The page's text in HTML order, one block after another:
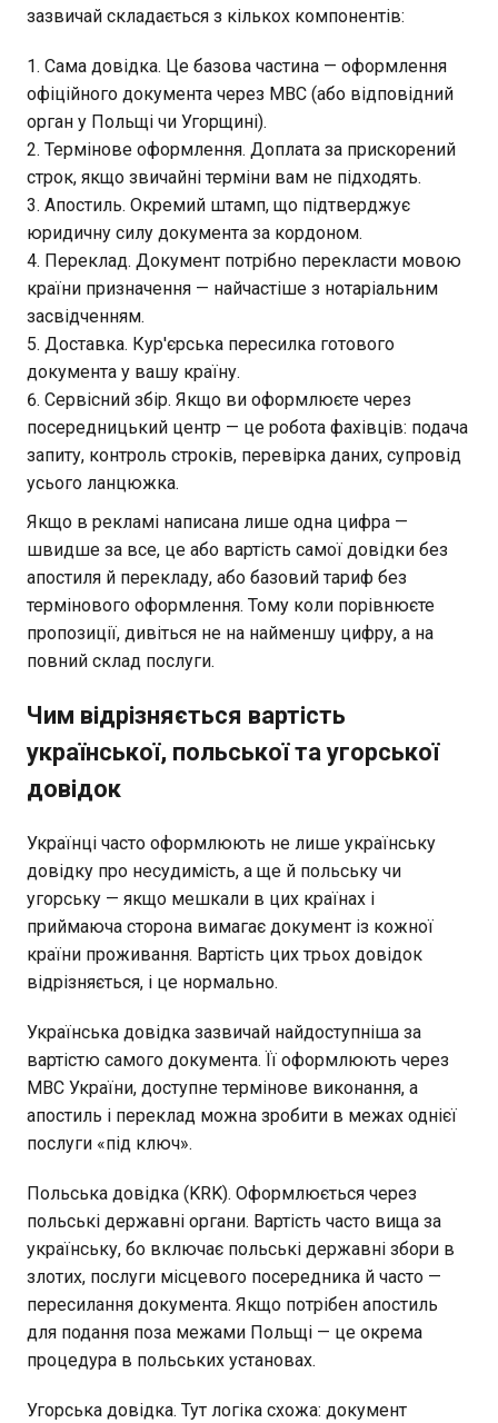
зазвичай складається з кількох компонентів:
Сама довідка. Це базова частина — оформлення
офіційного документа через МВС (або відповідний
орган у Польщі чи Угорщині).
Термінове оформлення. Доплата за прискорений
строк, якщо звичайні терміни вам не підходять.
Апостиль. Окремий штамп, що підтверджує
юридичну силу документа за кордоном.
Переклад. Документ потрібно перекласти мовою
країни призначення — найчастіше з нотаріальним
засвідченням.
Доставка. Кур'єрська пересилка готового
документа у вашу країну.
Сервісний збір. Якщо ви оформлюєте через
посередницький центр — це робота фахівців: подача
запиту, контроль строків, перевірка даних, супровід
усього ланцюжка.
Якщо в рекламі написана лише одна цифра —
швидше за все, це або вартість самої довідки без
апостиля й перекладу, або базовий тариф без
термінового оформлення. Тому коли порівнюєте
пропозиції, дивіться не на найменшу цифру, а на
повний склад послуги.
Чим відрізняється вартість
української, польської та угорської
довідок
Українці часто оформлюють не лише українську
довідку про несудимість, а ще й польську чи
угорську — якщо мешкали в цих країнах і
приймаюча сторона вимагає документ із кожної
країни проживання. Вартість цих трьох довідок
відрізняється, і це нормально.
Українська довідка зазвичай найдоступніша за
вартістю самого документа. Її оформлюють через
МВС України, доступне термінове виконання, а
апостиль і переклад можна зробити в межах однієї
послуги «під ключ».
Польська довідка (KRK). Оформлюється через
польські державні органи. Вартість часто вища за
українську, бо включає польські державні збори в
злотих, послуги місцевого посередника й часто —
пересилання документа. Якщо потрібен апостиль
для подання поза межами Польщі — це окрема
процедура в польських установах.
Угорська довідка. Тут логіка схожа: документ